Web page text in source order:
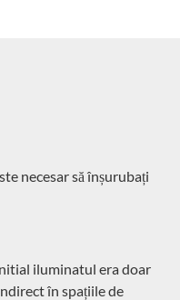
necesar să înșurubați
iluminatul era doar
în spațiile de